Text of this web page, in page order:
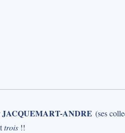
JACQUEMART-ANDRE (ses
trois !!